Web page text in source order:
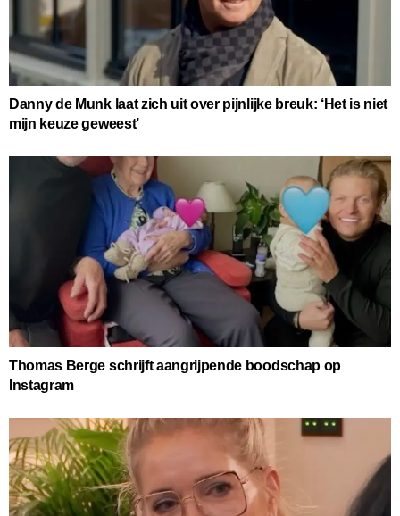
Danny de Munk laat zich uit over pijnlijke breuk: ‘Het is niet
mijn keuze geweest’
Thomas Berge schrijft aangrijpende boodschap op
Instagram